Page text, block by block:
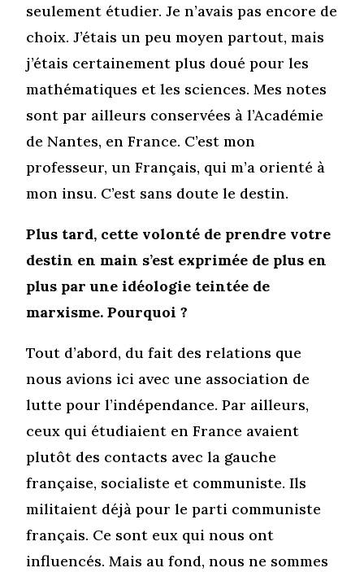
seulement étudier. Je n’avais pas encore de
choix. J’étais un peu moyen partout, mais
j’étais certainement plus doué pour les
mathématiques et les sciences. Mes notes
sont par ailleurs conservées à l’Académie
de Nantes, en France. C’est mon
professeur, un Français, qui m’a orienté à
mon insu. C’est sans doute le destin.
Plus tard, cette volonté de prendre votre
destin en main s’est exprimée de plus en
plus par une idéologie teintée de
marxisme. Pourquoi ?
Tout d’abord, du fait des relations que
nous avions ici avec une association de
lutte pour l’indépendance. Par ailleurs,
ceux qui étudiaient en France avaient
plutôt des contacts avec la gauche
française, socialiste et communiste. Ils
militaient déjà pour le parti communiste
français. Ce sont eux qui nous ont
influencés. Mais au fond, nous ne sommes